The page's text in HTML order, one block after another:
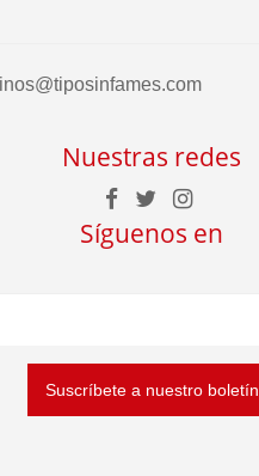
Nuestras redes
Síguenos en
Suscríbete a nuestro boletín